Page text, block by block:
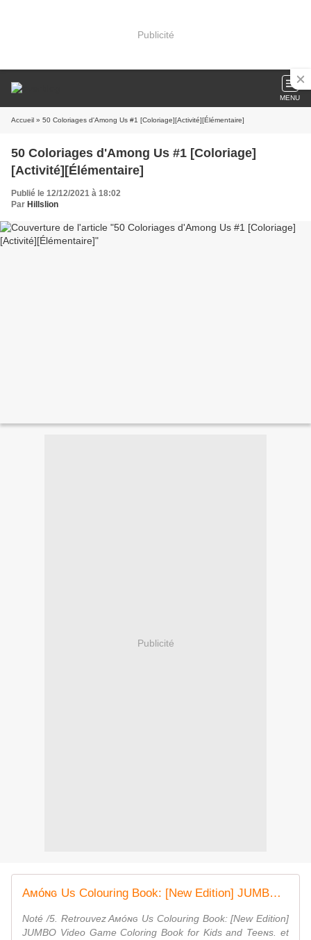
Publicité
MENU
Accueil » 50 Coloriages d'Among Us #1 [Coloriage][Activité][Élémentaire]
50 Coloriages d'Among Us #1 [Coloriage]
[Activité][Élémentaire]
Publié le 12/12/2021 à 18:02
Par Hillslion
Publicité
Aᴍóɴɢ Us Cᴏlᴏuring Bᴏᴏk: [Neᴡ Editiᴏn] JUMBO Videᴏ Game Cᴏlᴏring Bᴏᴏk fᴏr Kids and Teeɴs.
Noté /5. Retrouvez Aᴍóɴɢ Us Cᴏlᴏuring Bᴏᴏk: [Neᴡ Editiᴏn]
JUMBO Videᴏ Game Cᴏlᴏring Bᴏᴏk fᴏr Kids and Teeɴs. et